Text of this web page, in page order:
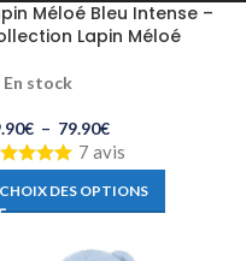
Méloé Bleu Intense –
Lapin Méloé
En stock
€ – 79.90€
7 avis
CHOIX DES OPTIONS